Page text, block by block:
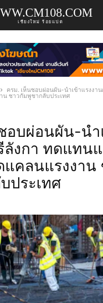
เชียงใหม่ ร้อยแปด
ครม. เห็นชอบผ่อนผัน-นำเข้าแรงงา
ชาวกัมพูชากลับประเทศ
อบผ่อนผัน-นำ
ลังกา ทดแทน
คลนแรงงาน
ประเทศ